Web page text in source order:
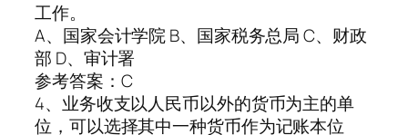
工作。
A、国家会计学院 B、国家税务总局 C、财政
部 D、审计署
参考答案：C
4、业务收支以人民币以外的货币为主的单
位，可以选择其中一种货币作为记账本位